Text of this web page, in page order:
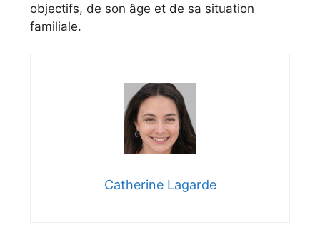
objectifs, de son âge et de sa situation
familiale.
Catherine Lagarde